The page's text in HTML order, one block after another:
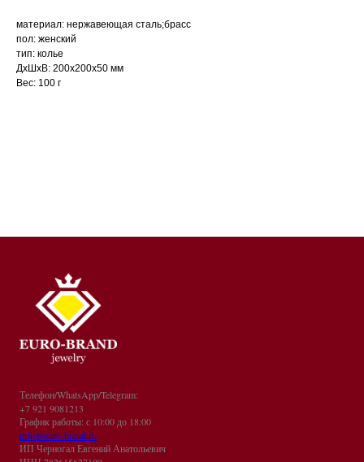
материал: нержавеющая сталь;брасс
пол: женский
тип: колье
ДxШxВ: 200x200x50 мм
Вес: 100 г
Телефон/WhatsApp/Telegram:
+7 921 9081213
График работы: с 10:00 до 18:00
info@euro-brand.ru
ИП Черногал Евгений Анатольевич